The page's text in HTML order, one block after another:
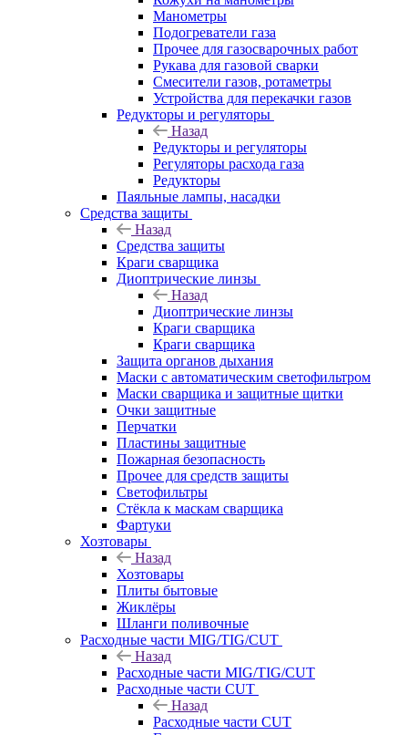
Манометры
Подогреватели газа
Прочее для газосварочных работ
Рукава для газовой сварки
Смесители газов, ротаметры
Устройства для перекачки газов
Редукторы и регуляторы
Назад
Редукторы и регуляторы
Регуляторы расхода газа
Редукторы
Паяльные лампы, насадки
Средства защиты
Назад
Средства защиты
Краги сварщика
Диоптрические линзы
Назад
Диоптрические линзы
Краги сварщика
Краги сварщика
Защита органов дыхания
Маски с автоматическим светофильтром
Маски сварщика и защитные щитки
Очки защитные
Перчатки
Пластины защитные
Пожарная безопасность
Прочее для средств защиты
Светофильтры
Стёкла к маскам сварщика
Фартуки
Хозтовары
Назад
Хозтовары
Плиты бытовые
Жиклёры
Шланги поливочные
Расходные части MIG/TIG/CUT
Назад
Расходные части MIG/TIG/CUT
Расходные части CUT
Назад
Расходные части CUT